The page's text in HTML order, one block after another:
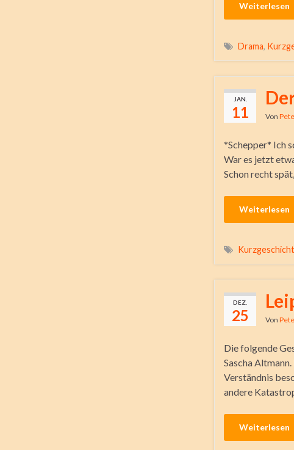
Weiterlesen
Drama,
JAN.
11 Von
*Schepper* Ich
War es jetzt
Schon recht
Weiterlesen
DEZ.
25 Von
Die folgende
Sascha
Verständnis
andere
Weiterlesen